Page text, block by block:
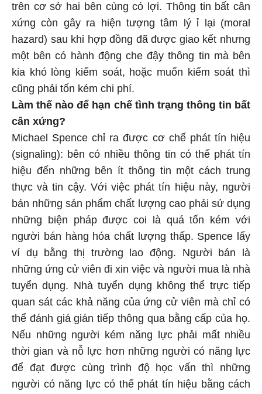
trên cơ sở hai bên cùng có lợi. Thông tin bất cân
xứng còn gây ra hiện tượng tâm lý ỉ lại (moral
hazard) sau khi hợp đồng đã được giao kết nhưng
một bên có hành động che đậy thông tin mà bên
kia khó lòng kiểm soát, hoặc muốn kiểm soát thì
cũng phải tốn kém chi phí.
Làm thế nào để hạn chế tình trạng thông tin bất
cân xứng?
Michael Spence chỉ ra được cơ chế phát tín hiệu
(signaling): bên có nhiều thông tin có thể phát tín
hiệu đến những bên ít thông tin một cách trung
thực và tin cậy. Với việc phát tín hiệu này, người
bán những sản phẩm chất lượng cao phải sử dụng
những biện pháp được coi là quá tốn kém với
người bán hàng hóa chất lượng thấp. Spence lấy
ví dụ bằng thị trường lao động. Người bán là
những ứng cử viên đi xin việc và người mua là nhà
tuyển dụng. Nhà tuyển dụng không thể trực tiếp
quan sát các khả năng của ứng cử viên mà chỉ có
thể đánh giá gián tiếp thông qua bằng cấp của họ.
Nếu những người kém năng lực phải mất nhiều
thời gian và nỗ lực hơn những người có năng lực
để đạt được cùng trình độ học vấn thì những
người có năng lực có thể phát tín hiệu bằng cách